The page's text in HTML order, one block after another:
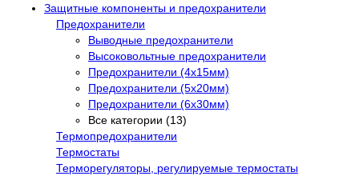
Защитные компоненты и предохранители
Предохранители
Выводные предохранители
Высоковольтные предохранители
Предохранители (4х15мм)
Предохранители (5х20мм)
Предохранители (6х30мм)
Все категории (13)
Термопредохранители
Термостаты
Терморегуляторы, регулируемые термостаты